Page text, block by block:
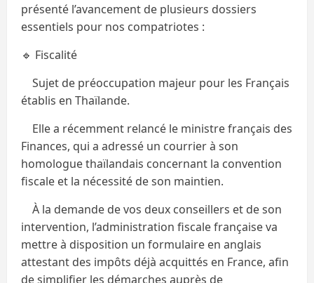
présenté l’avancement de plusieurs dossiers
essentiels pour nos compatriotes :
🔹 Fiscalité
Sujet de préoccupation majeur pour les Français
établis en Thaïlande.
Elle a récemment relancé le ministre français des
Finances, qui a adressé un courrier à son
homologue thaïlandais concernant la convention
fiscale et la nécessité de son maintien.
À la demande de vos deux conseillers et de son
intervention, l’administration fiscale française va
mettre à disposition un formulaire en anglais
attestant des impôts déjà acquittés en France, afin
de simplifier les démarches auprès de